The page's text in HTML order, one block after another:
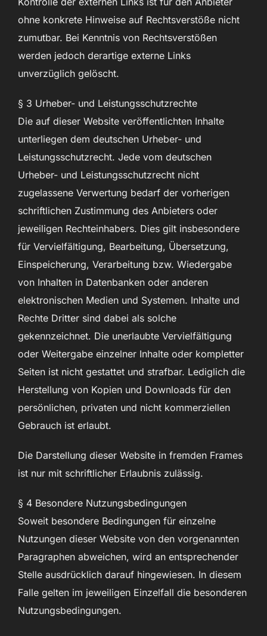
ohne konkrete Hinweise auf Rechtsverstöße nicht
zumutbar. Bei Kenntnis von Rechtsverstößen
werden jedoch derartige externe Links
unverzüglich gelöscht.
§ 3 Urheber- und Leistungsschutzrechte
Die auf dieser Website veröffentlichten Inhalte
unterliegen dem deutschen Urheber- und
Leistungsschutzrecht. Jede vom deutschen
Urheber- und Leistungsschutzrecht nicht
zugelassene Verwertung bedarf der vorherigen
schriftlichen Zustimmung des Anbieters oder
jeweiligen Rechteinhabers. Dies gilt insbesondere
für Vervielfältigung, Bearbeitung, Übersetzung,
Einspeicherung, Verarbeitung bzw. Wiedergabe
von Inhalten in Datenbanken oder anderen
elektronischen Medien und Systemen. Inhalte und
Rechte Dritter sind dabei als solche
gekennzeichnet. Die unerlaubte Vervielfältigung
oder Weitergabe einzelner Inhalte oder kompletter
Seiten ist nicht gestattet und strafbar. Lediglich die
Herstellung von Kopien und Downloads für den
persönlichen, privaten und nicht kommerziellen
Gebrauch ist erlaubt.
Die Darstellung dieser Website in fremden Frames
ist nur mit schriftlicher Erlaubnis zulässig.
§ 4 Besondere Nutzungsbedingungen
Soweit besondere Bedingungen für einzelne
Nutzungen dieser Website von den vorgenannten
Paragraphen abweichen, wird an entsprechender
Stelle ausdrücklich darauf hingewiesen. In diesem
Falle gelten im jeweiligen Einzelfall die besonderen
Nutzungsbedingungen.